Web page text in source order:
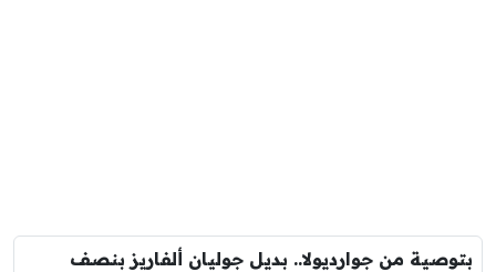
بتوصية من جوارديولا.. بديل جوليان ألفاريز بنصف